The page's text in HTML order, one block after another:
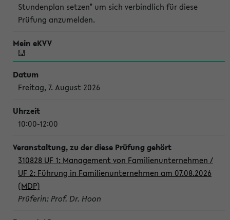
Stundenplan setzen" um sich verbindlich für diese
Prüfung anzumelden.
Freitag, 7. August 2026
10:00-12:00
310828 UF 1: Management von Familienunternehmen /
UF 2: Führung in Familienunternehmen am 07.08.2026
(MDP)
Prüferin: Prof. Dr. Hoon